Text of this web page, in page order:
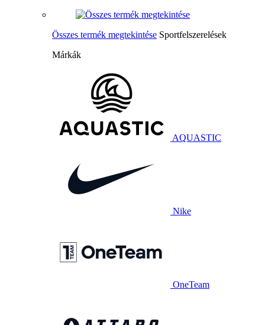
Összes termék megtekintése Sportfelszerelések
Márkák
AQUASTIC
Nike
OneTeam